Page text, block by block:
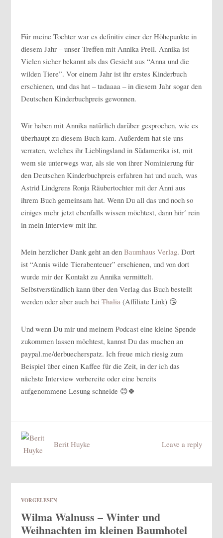
Für meine Tochter war es definitiv einer der Höhepunkte in
diesem Jahr – unser Treffen mit Annika Preil. Annika ist
Vielen sicher bekannt als das Gesicht aus “Anna und die
wilden Tiere”. Vor einem Jahr ist ihr erstes Kinderbuch
erschienen, und das hat – tadaaaa – in diesem Jahr sogar den
Deutschen Kinderbuchpreis gewonnen.
Wir haben mit Annika natürlich darüber gesprochen, wie es
überhaupt zu diesem Buch kam. Außerdem hat sie uns
verraten, welches ihr Lieblingsland in Südamerika ist, mit
wem sie unterwegs war, als sie von ihrer Nominierung für
den Deutschen Kinderbuchpreis erfahren hat und auch, was
Astrid Lindgrens Ronja Räubertochter mit der Anni aus
ihrem Buch gemeinsam hat. Wenn Du all das und noch so
einiges mehr jetzt ebenfalls wissen möchtest, dann hör´ rein
in mein Interview mit ihr.
Mein herzlicher Dank geht an denBaumhaus Verlag. Dort
ist “Annis wilde Tierabenteuer” erschienen, und von dort
wurde mir der Kontakt zu Annika vermittelt.
Selbstverständlich kann über den Verlag das Buch bestellt
werden oder aber auch beiThalia (Affiliate Link) 😘
Und wenn Du mir und meinem Podcast eine kleine Spende
zukommen lassen möchtest, kannst Du das machen an
paypal.me/derbuecherspatz. Ich freue mich riesig zum
Beispiel über einen Kaffee für die Zeit, in der ich das
nächste Interview vorbereite oder eine bereits
aufgenommene Lesung schneide 😊🍀
Leave a reply
Berit Huyke
VORGELESEN
Wilma Walnuss – Winter und
Weihnachten im kleinen Baumhotel